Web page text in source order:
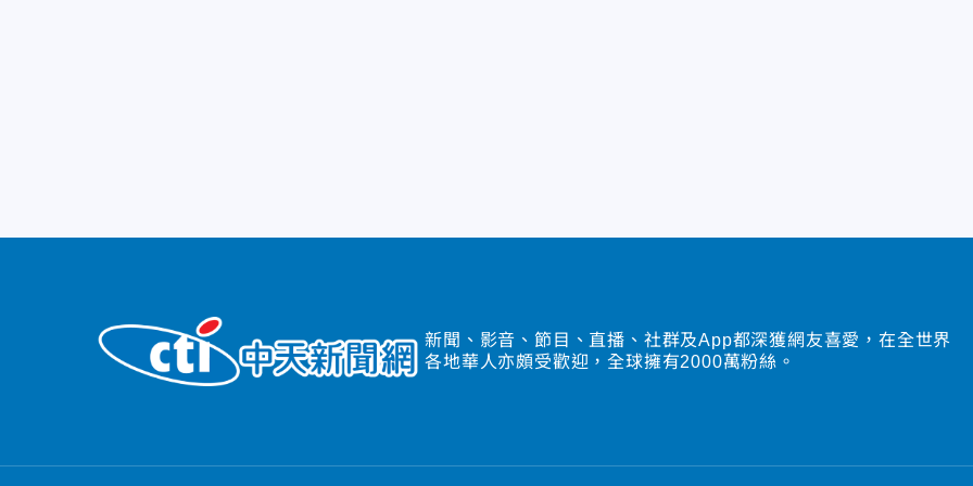
新聞、影音、節目、直播、社群及App都深獲網友喜愛，在全世界
各地華人亦頗受歡迎，全球擁有2000萬粉絲。